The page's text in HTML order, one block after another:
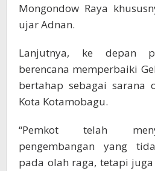
Mongondow Raya
ujar Adnan.
Lanjutnya, ke depan
berencana memperbaiki
bertahap sebagai sarana
Kota Kotamobagu.
“Pemkot telah
pengembangan yang
pada olah raga, tetapi